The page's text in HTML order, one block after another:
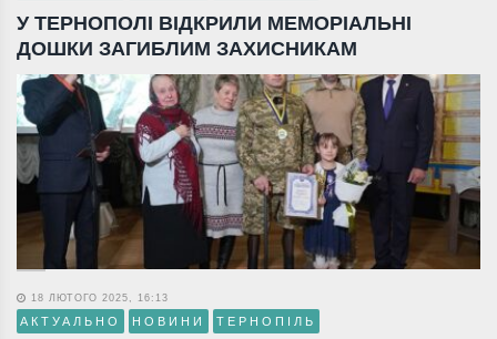
У ТЕРНОПОЛІ ВІДКРИЛИ МЕМОРІАЛЬНІ
ДОШКИ ЗАГИБЛИМ ЗАХИСНИКАМ
18 ЛЮТОГО 2025, 16:13
АКТУАЛЬНО НОВИНИ ТЕРНОПІЛЬ